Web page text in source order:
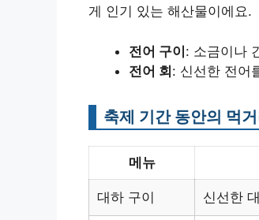
게 인기 있는 해산물이에요.
전어 구이: 소금이나
전어 회: 신선한 전어
축제 기간 동안의 먹
메뉴
대하 구이 신선한